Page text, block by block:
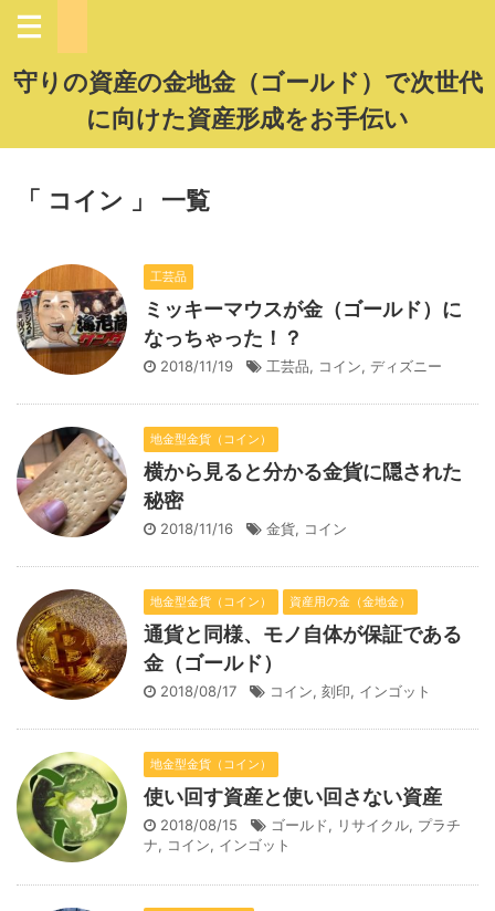
守りの資産の金地金（ゴールド）で次世代
に向けた資産形成をお手伝い
「 コイン 」 一覧
工芸品
ミッキーマウスが金（ゴールド）に
なっちゃった！？
2018/11/19 工芸品, コイン, ディズニー
地金型金貨（コイン）
横から見ると分かる金貨に隠された
秘密
2018/11/16 金貨, コイン
地金型金貨（コイン） 資産用の金（金地金）
通貨と同様、モノ自体が保証である
金（ゴールド）
2018/08/17 コイン, 刻印, インゴット
地金型金貨（コイン）
使い回す資産と使い回さない資産
2018/08/15 ゴールド, リサイクル, プラチ
ナ, コイン, インゴット